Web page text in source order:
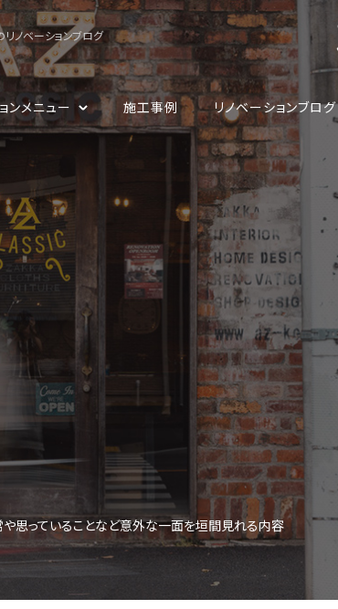
ノベーションブログ
ンメニュー 施工事例 リノベーションブログ
や思っていることなど意外な一面を垣間見れる内容